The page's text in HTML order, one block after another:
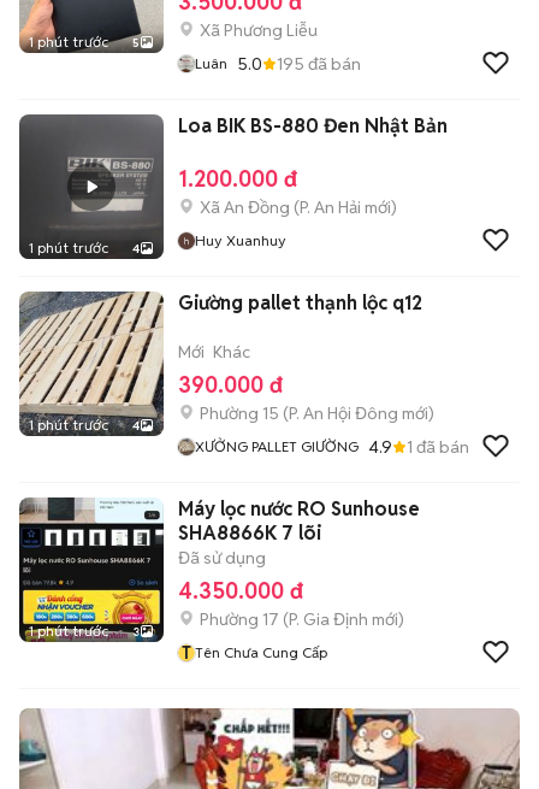
1 phút trước 5
Xã Phương Liễu
Luân 5.0 195 đã bán
1 phút trước 4
Loa BIK BS-880 Đen Nhật Bản
1.200.000 đ
Xã An Đồng (P. An Hải mới)
Huy Xuanhuy
1 phút trước 4
Giường pallet thạnh lộc q12
Mới Khác
390.000 đ
Phường 15 (P. An Hội Đông mới)
XƯỞNG PALLET GIƯỜNG 4.9 1 đã bán
1 phút trước 3
Máy lọc nước RO Sunhouse
SHA8866K 7 lõi
Đã sử dụng
4.350.000 đ
Phường 17 (P. Gia Định mới)
T Tên Chưa Cung Cấp